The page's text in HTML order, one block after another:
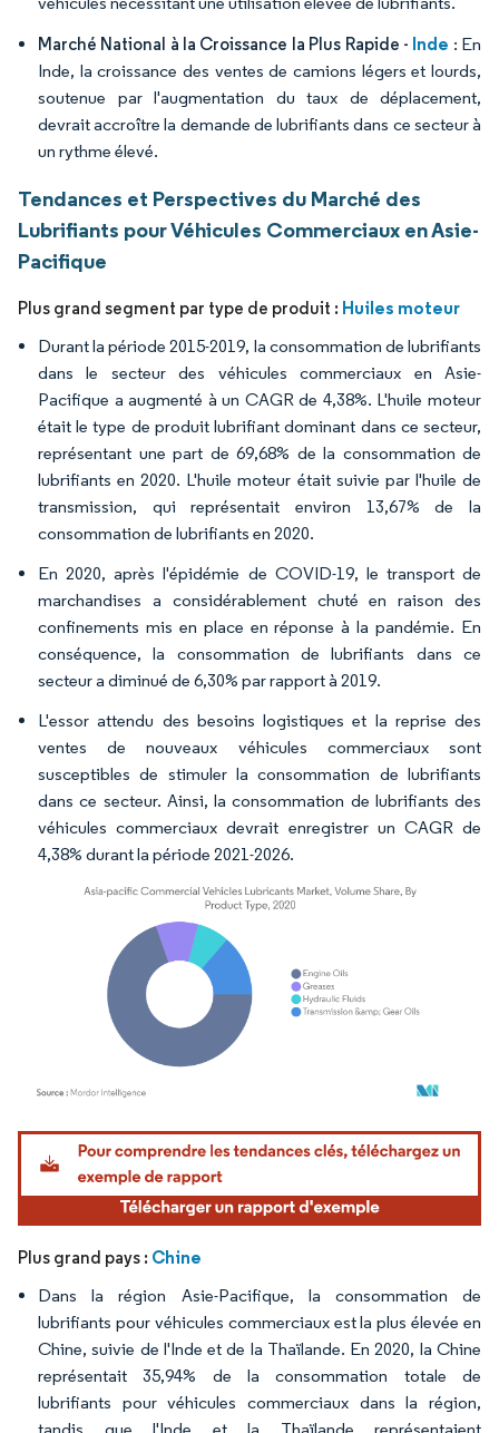
Marché National à la Croissance la Plus Rapide - Inde : En
Inde, la croissance des ventes de camions légers et lourds,
soutenue par l'augmentation du taux de déplacement,
devrait accroître la demande de lubrifiants dans ce secteur à
un rythme élevé.
Tendances et Perspectives du Marché des
Lubrifiants pour Véhicules Commerciaux en Asie-
Pacifique
Plus grand segment par type de produit : Huiles moteur
Durant la période 2015-2019, la consommation de lubrifiants
dans le secteur des véhicules commerciaux en Asie-
Pacifique a augmenté à un CAGR de 4,38%. L'huile moteur
était le type de produit lubrifiant dominant dans ce secteur,
représentant une part de 69,68% de la consommation de
lubrifiants en 2020. L'huile moteur était suivie par l'huile de
transmission, qui représentait environ 13,67% de la
consommation de lubrifiants en 2020.
En 2020, après l'épidémie de COVID-19, le transport de
marchandises a considérablement chuté en raison des
confinements mis en place en réponse à la pandémie. En
conséquence, la consommation de lubrifiants dans ce
secteur a diminué de 6,30% par rapport à 2019.
L'essor attendu des besoins logistiques et la reprise des
ventes de nouveaux véhicules commerciaux sont
susceptibles de stimuler la consommation de lubrifiants
dans ce secteur. Ainsi, la consommation de lubrifiants des
véhicules commerciaux devrait enregistrer un CAGR de
4,38% durant la période 2021-2026.
Image © Mordor Intelligence. La réutilisation nécessite une attribution sous CC BY
Plus grand pays : Chine
Dans la région Asie-Pacifique, la consommation de
lubrifiants pour véhicules commerciaux est la plus élevée en
Chine, suivie de l'Inde et de la Thaïlande. En 2020, la Chine
représentait 35,94% de la consommation totale de
lubrifiants pour véhicules commerciaux dans la région,